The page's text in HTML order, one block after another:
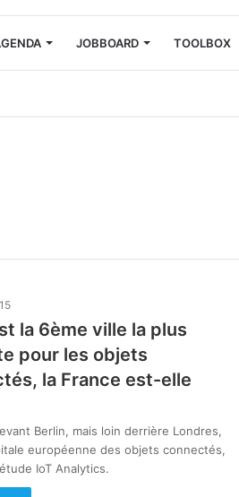
JOBBOARD TOOLBOX
la 6ème ville la plus
pour les objets
la France est-elle
Berlin, mais loin derrière Londres,
européenne des objets connectés,
IoT Analytics.